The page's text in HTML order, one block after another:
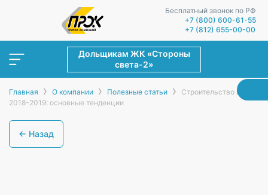
Бесплатный звонок по РФ
+7 (800) 600-61-55
+7 (812) 655-00-00
Дольщикам ЖК «Стороны
света-2»
Главная › О компании › Полезные статьи ›
Строительство в
2018-2019: основные тенденции
← Назад